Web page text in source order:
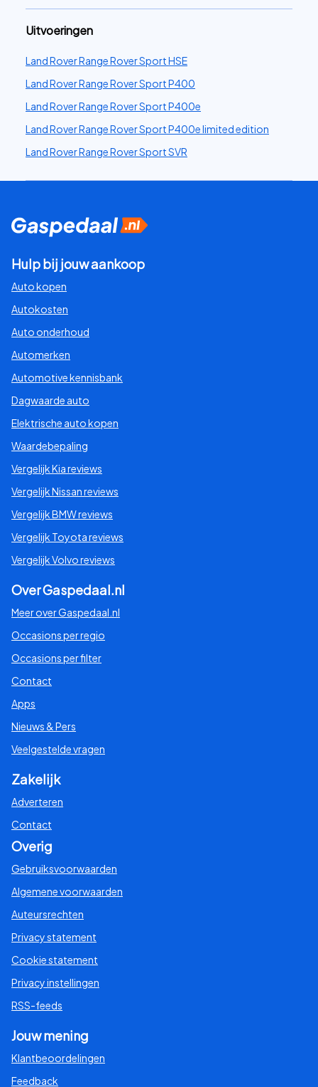
Uitvoeringen
Land Rover Range Rover Sport HSE
Land Rover Range Rover Sport P400
Land Rover Range Rover Sport P400e
Land Rover Range Rover Sport P400e limited edition
Land Rover Range Rover Sport SVR
Hulp bij jouw aankoop
Auto kopen
Autokosten
Auto onderhoud
Automerken
Automotive kennisbank
Dagwaarde auto
Elektrische auto kopen
Waardebepaling
Vergelijk Kia reviews
Vergelijk Nissan reviews
Vergelijk BMW reviews
Vergelijk Toyota reviews
Vergelijk Volvo reviews
Over Gaspedaal.nl
Meer over Gaspedaal.nl
Occasions per regio
Occasions per filter
Contact
Apps
Nieuws & Pers
Veelgestelde vragen
Zakelijk
Adverteren
Contact
Overig
Gebruiksvoorwaarden
Algemene voorwaarden
Auteursrechten
Privacy statement
Cookie statement
Privacy instellingen
RSS-feeds
Jouw mening
Klantbeoordelingen
Feedback